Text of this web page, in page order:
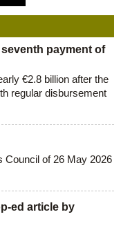
payment of
€2.8 billion after the
regular disbursement
Council of 26 May 2026
ed article by